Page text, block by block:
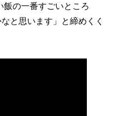
飯の一番すごいところ
と思います」と締めくく